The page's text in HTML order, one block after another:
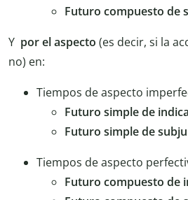
Futuro compuesto de
Y por el aspecto (es decir, si la
no) en:
Tiempos de aspecto
Futuro simple de
Futuro simple de
Tiempos de aspecto
Futuro compuesto de